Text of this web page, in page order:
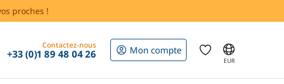
proches !
Contactez-nous
+33 (0)1 89 48 04 26 Mon compte
EUR